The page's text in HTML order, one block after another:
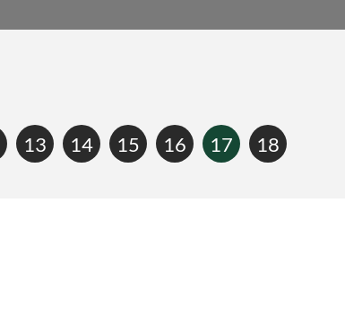
13 14 15 16 17 18